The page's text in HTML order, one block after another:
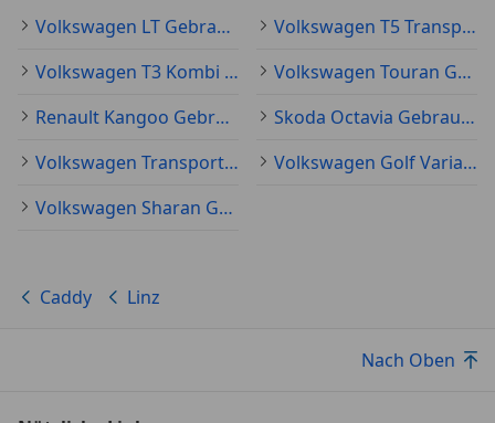
Volkswagen LT Gebraucht
Volkswagen T5 Transporter Gebraucht
Volkswagen T3 Kombi Gebraucht
Volkswagen Touran Gebraucht
Renault Kangoo Gebraucht
Skoda Octavia Gebraucht
Volkswagen Transporter Gebraucht
Volkswagen Golf Variant Gebraucht
Volkswagen Sharan Gebraucht
Caddy Linz
Nach Oben